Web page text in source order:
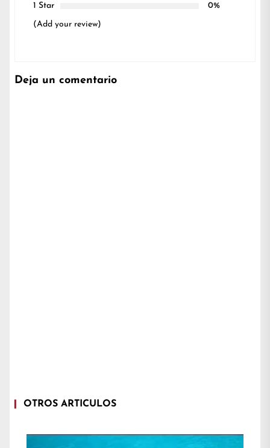
1 Star
0%
(Add your review)
Deja un comentario
OTROS ARTÍCULOS